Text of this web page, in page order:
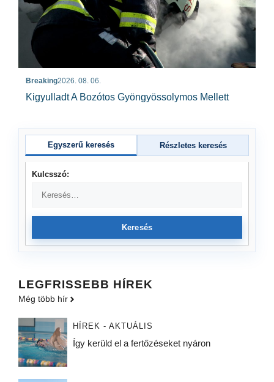
Breaking2026. 08. 06.
Kigyulladt A Bozótos Gyöngyössolymos Mellett
Egyszerű keresés Részletes keresés
Kulcsszó:
Keresés
LEGFRISSEBB HÍREK
Még több hír
HÍREK - AKTUÁLIS
Így kerüld el a fertőzéseket nyáron